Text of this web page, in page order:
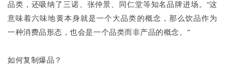
品类，还吸纳了三诺、张仲景、同仁堂等知名品牌进场。“这
意味着六味地黄本身就是一个大品类的概念，那么饮品作为
一种消费品形态，也会是一个品类而非产品的概念。”
如何复制爆品？